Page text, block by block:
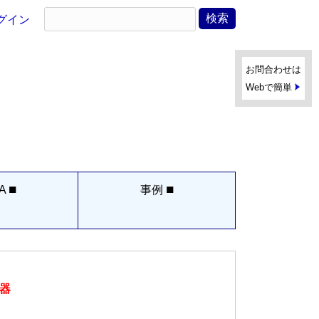
イン
お問合わせは
Webで簡単
■ 事例 ■